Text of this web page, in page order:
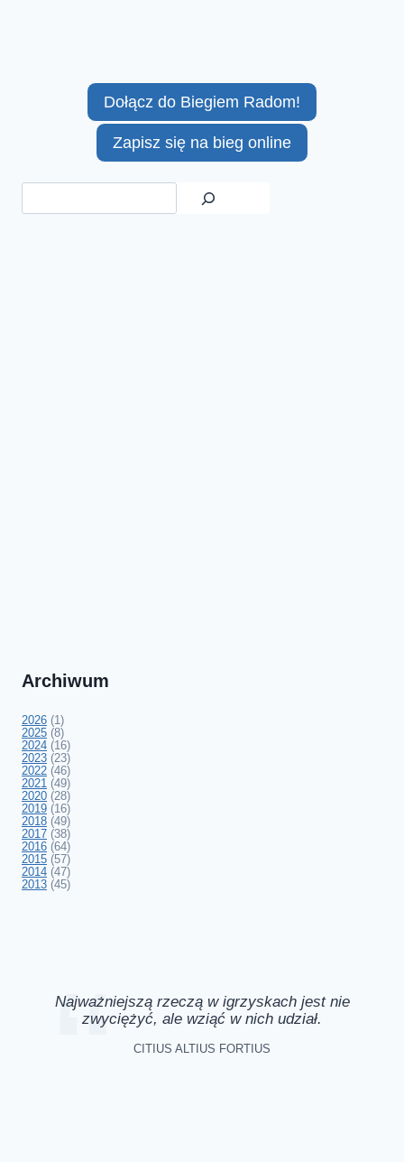
Dołącz do Biegiem Radom!
Zapisz się na bieg online
Szukaj
Archiwum
2026 (1)
2025 (8)
2024 (16)
2023 (23)
2022 (46)
2021 (49)
2020 (28)
2019 (16)
2018 (49)
2017 (38)
2016 (64)
2015 (57)
2014 (47)
2013 (45)
Najważniejszą rzeczą w igrzyskach jest nie
zwyciężyć, ale wziąć w nich udział.
CITIUS ALTIUS FORTIUS